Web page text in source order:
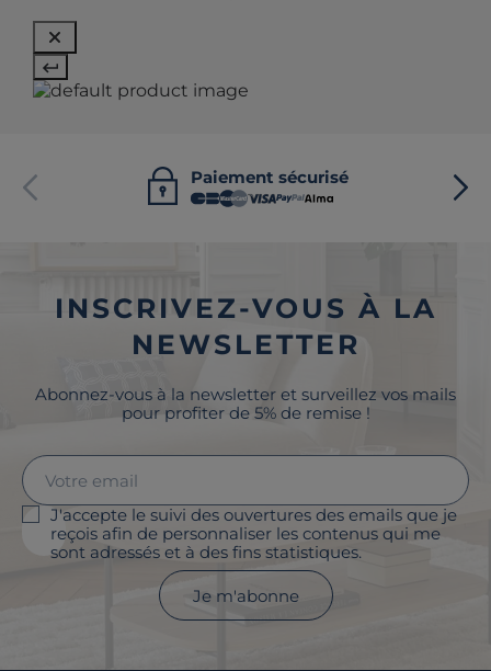
Paiement sécurisé
INSCRIVEZ-VOUS À LA
NEWSLETTER
Abonnez-vous à la newsletter et surveillez vos mails
pour profiter de 5% de remise !
J'accepte le suivi des ouvertures des emails que je
reçois afin de personnaliser les contenus qui me
sont adressés et à des fins statistiques.
Je m'abonne